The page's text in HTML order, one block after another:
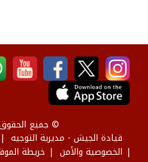
© جميع
قيادة الجيش - مديرية التوجيه
الخصوصية والأمن
خريطة